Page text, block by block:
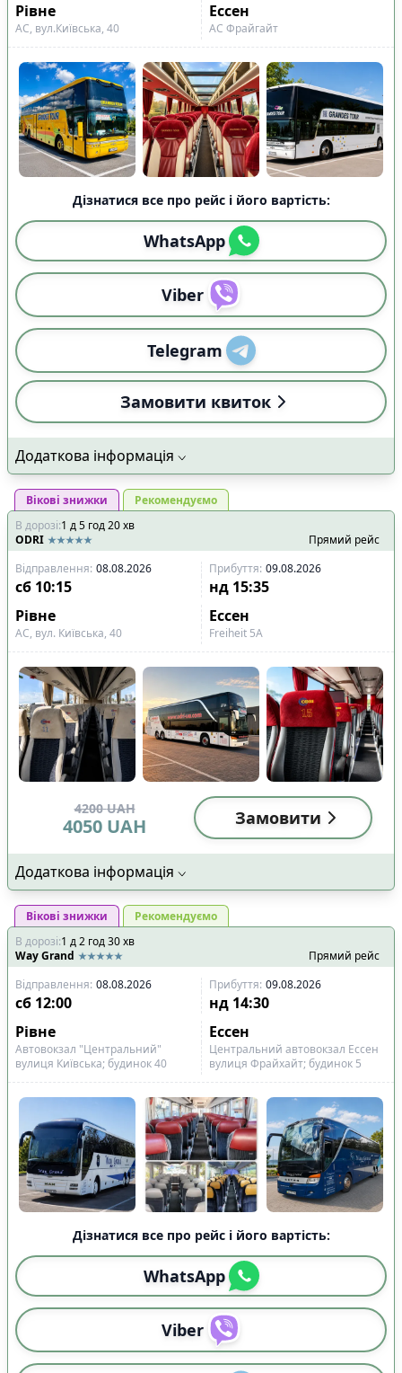
рейси
Скинути
Рівне
Ессен
АС, вул.Київська, 40 АС Фрайгайт
Дізнатися все про рейс і його вартість:
WhatsApp
Viber
Telegram
Замовити квиток
Додаткова інформація
Вікові знижки
Рекомендуємо
В дорозі:1 д5 год20хв
ODRI
Прямий рейс
Відправлення: 08.08.2026 Прибуття: 09.08.2026
сб 10:15 нд 15:35
Рівне
Ессен
АС, вул. Київська, 40 Freiheit 5A
4200 UAH
4050 UAH Замовити
Додаткова інформація
Вікові знижки
Рекомендуємо
В дорозі:1 д2 год30хв
Way Grand
Прямий рейс
Відправлення: 08.08.2026 Прибуття: 09.08.2026
сб 12:00 нд 14:30
Рівне
Ессен
Автовокзал "Центральний"
вулиця Київська; будинок 40
Центральний автовокзал Ессен
вулиця Фрайхайт; будинок 5
Дізнатися все про рейс і його вартість:
WhatsApp
Viber